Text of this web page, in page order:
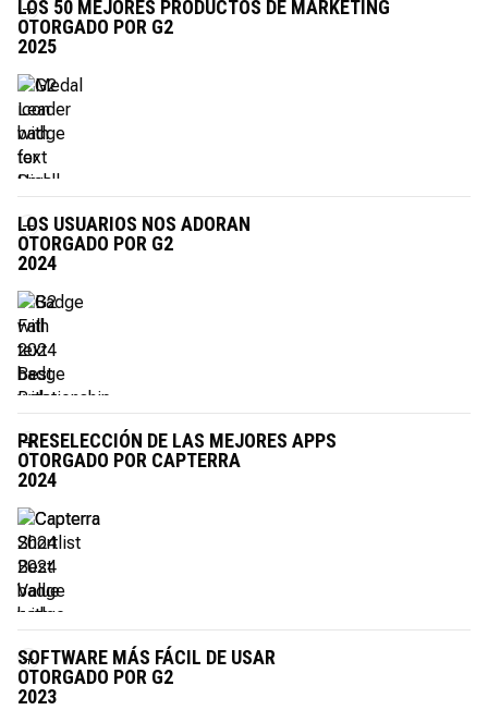
LOS 50 MEJORES PRODUCTOS DE MARKETING
OTORGADO POR G2
2025
LOS USUARIOS NOS ADORAN
OTORGADO POR G2
2024
PRESELECCIÓN DE LAS MEJORES APPS
OTORGADO POR CAPTERRA
2024
SOFTWARE MÁS FÁCIL DE USAR
OTORGADO POR G2
2023